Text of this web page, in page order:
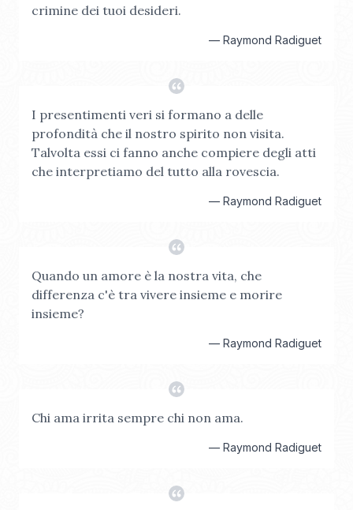
crimine dei tuoi desideri.
— Raymond Radiguet
I presentimenti veri si formano a delle
profondità che il nostro spirito non visita.
Talvolta essi ci fanno anche compiere degli atti
che interpretiamo del tutto alla rovescia.
— Raymond Radiguet
Quando un amore è la nostra vita, che
differenza c'è tra vivere insieme e morire
insieme?
— Raymond Radiguet
Chi ama irrita sempre chi non ama.
— Raymond Radiguet